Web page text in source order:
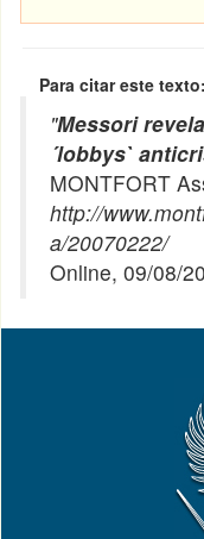
Para citar este texto:
"Messori
´lobbys`
MONTFORT
http://
a/20070222/
Online, 09/08/